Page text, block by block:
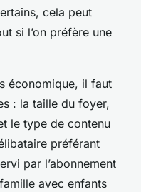
cela peut
si l’on préfère une
économique, il faut
: la taille du foyer,
le type de contenu
préférant
par l’abonnement
avec enfants